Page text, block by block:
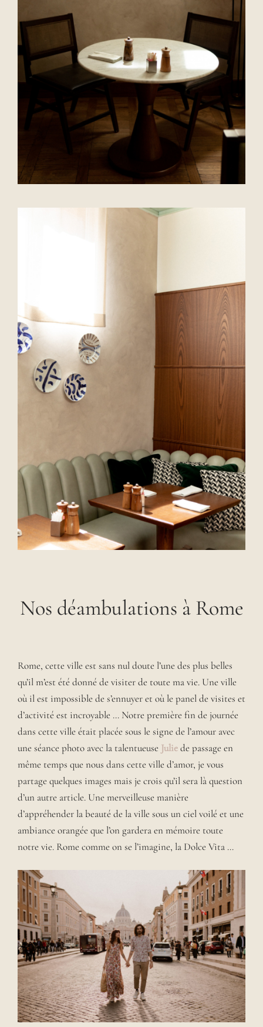
Nos déambulations à Rome
Rome, cette ville est sans nul doute l’une des plus belles
qu’il m’est été donné de visiter de toute ma vie. Une ville
où il est impossible de s’ennuyer et où le panel de visites et
d’activité est incroyable … Notre première fin de journée
dans cette ville était placée sous le signe de l’amour avec
une séance photo avec la talentueuse Juliede passage en
même temps que nous dans cette ville d’amor, je vous
partage quelques images mais je crois qu’il sera là question
d’un autre article. Une merveilleuse manière
d’appréhender la beauté de la ville sous un ciel voilé et une
ambiance orangée que l’on gardera en mémoire toute
notre vie. Rome comme on se l’imagine, la Dolce Vita …